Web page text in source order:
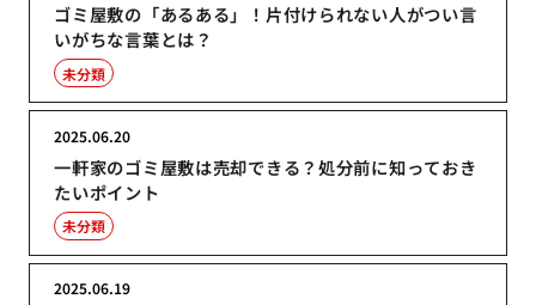
ゴミ屋敷の「あるある」！片付けられない人がつい言
いがちな言葉とは？
未分類
一軒家のゴミ屋敷は売却できる？処分前に知っておき
たいポイント
2025.06.20
未分類
2025.06.19